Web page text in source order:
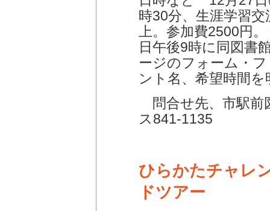
時30分、生涯学習
上。参加費2500円
日午後9時に同図書
ージのフォーム・
ント名、希望時間
問合せ先、市駅
ス841-1135
ひらかたチャレ
ドツアー